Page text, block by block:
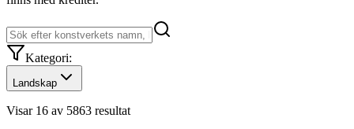
Kategori:
Landskap
Visar 16 av 5863 resultat